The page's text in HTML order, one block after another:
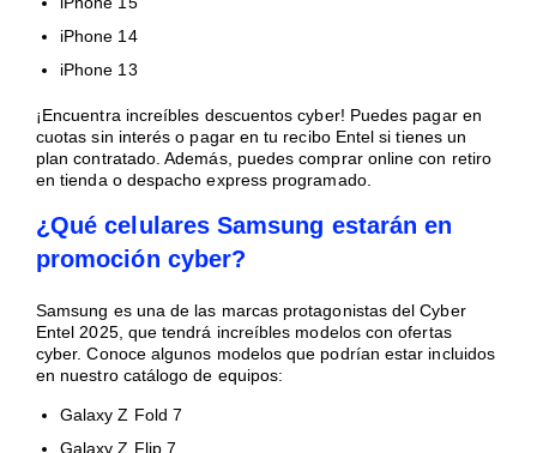
iPhone 14
iPhone 13
¡Encuentra increíbles descuentos cyber! Puedes pagar en
cuotas sin interés o pagar en tu recibo Entel si tienes un
plan contratado. Además, puedes comprar online con retiro
en tienda o despacho express programado.
¿Qué celulares Samsung estarán en
promoción cyber?
Samsung es una de las marcas protagonistas del Cyber
Entel 2025, que tendrá increíbles modelos con ofertas
cyber. Conoce algunos modelos que podrían estar incluidos
en nuestro catálogo de equipos:
Galaxy Z Fold 7
Galaxy Z Flip 7